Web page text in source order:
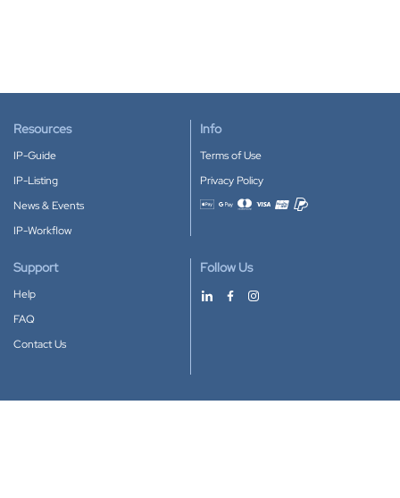
Resources
IP-Guide
IP-Listing
News & Events
IP-Workflow
Info
Terms of Use
Privacy Policy
Accepted payment methods
Support
Help
FAQ
Contact Us
Follow Us